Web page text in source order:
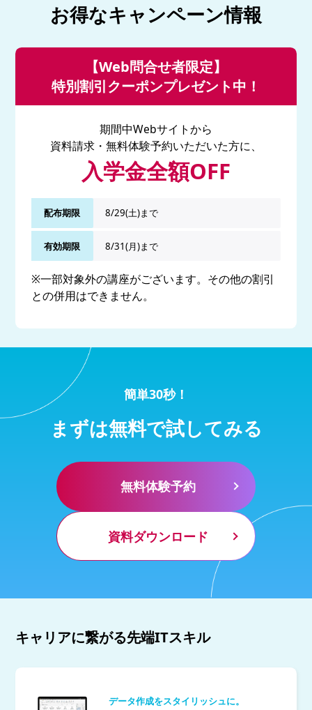
お得なキャンペーン情報
【Web問合せ者限定】
特別割引クーポンプレゼント中！
期間中Webサイトから
資料請求・無料体験予約いただいた方に、
入学金全額OFF
配布期限 8/29(土)まで
有効期限 8/31(月)まで
※一部対象外の講座がございます。その他の割引
との併用はできません。
簡単30秒！
まずは無料で試してみる
無料体験予約
資料ダウンロード
キャリアに繋がる先端ITスキル
データ作成をスタイリッシュに。